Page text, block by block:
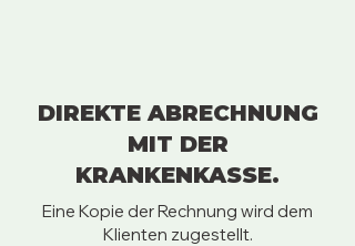
DIREKTE ABRECHNUNG
MIT DER
KRANKENKASSE.
Eine Kopie der Rechnung wird dem
Klienten zugestellt.